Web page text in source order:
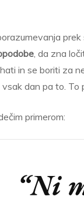
, da zna
in se boriti za
vsak dan pa to. To
primerom:
“Ni